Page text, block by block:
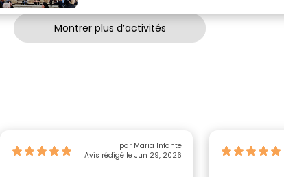
Montrer plus d’activités
par Maria Infante
Avis rédigé le Jun 29, 2026